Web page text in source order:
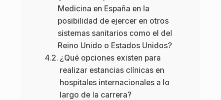
Medicina en España en la
posibilidad de ejercer en otros
sistemas sanitarios como el del
Reino Unido o Estados Unidos?
¿Qué opciones existen para
realizar estancias clínicas en
hospitales internacionales a lo
largo de la carrera?